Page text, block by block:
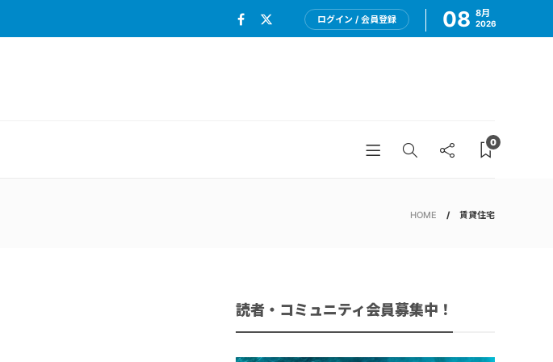
ログイン / 会員登録 08 8月
2026
0
HOME 賃貸住宅
読者・コミュニティ会員募集中！